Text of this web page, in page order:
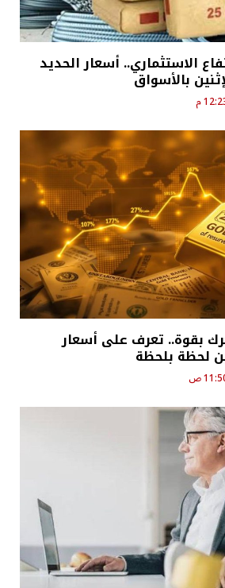
الاستثماري.. أسعار الحديد
بالأسواق
بقوة.. تعرف على أسعار
لحظة بلحظة